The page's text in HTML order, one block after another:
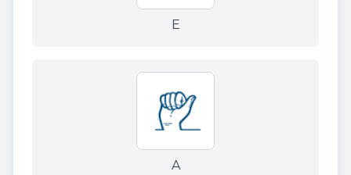
E
A